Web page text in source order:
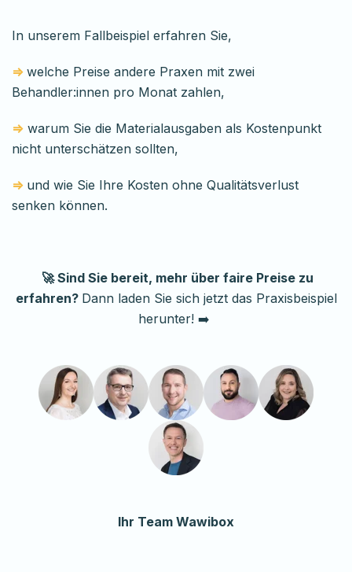
In unserem Fallbeispiel erfahren Sie,
⇒ welche Preise andere Praxen mit zwei
Behandler:innen pro Monat zahlen,
⇒ warum Sie die Materialausgaben als Kostenpunkt
nicht unterschätzen sollten,
⇒ und wie Sie Ihre Kosten ohne Qualitätsverlust
senken können.
🚀 Sind Sie bereit, mehr über faire Preise zu
erfahren? Dann laden Sie sich jetzt das Praxisbeispiel
herunter! ➡️
Ihr Team Wawibox